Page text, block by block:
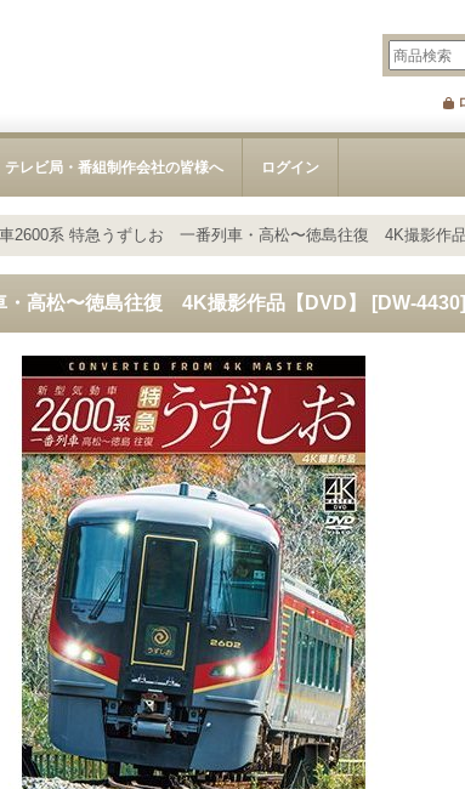
テレビ局・番組制作会社の皆様へ ログイン
2600系 特急うずしお 一番列車・高松〜徳島往復 4K撮影作
高松〜徳島往復 4K撮影作品【DVD】 [DW-4430]